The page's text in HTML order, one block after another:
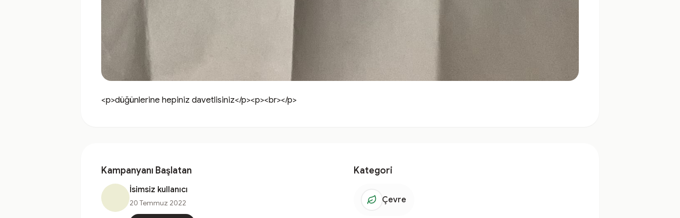
<p>düğünlerine hepiniz davetlisiniz</p><p><br></p>
Kampanyanı Başlatan
İsimsiz kullanıcı
20 Temmuz 2022
Kategori
Çevre